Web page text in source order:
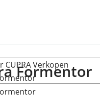
Formentor